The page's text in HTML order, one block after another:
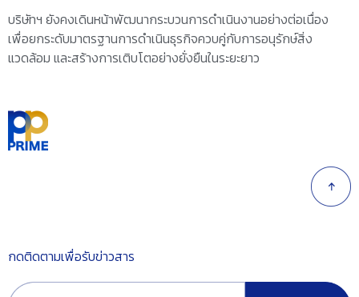
บริษัทฯ ยังคงเดินหน้าพัฒนากระบวนการดำเนินงานอย่างต่อเนื่อง
เพื่อยกระดับมาตรฐานการดำเนินธุรกิจควบคู่กับการอนุรักษ์สิ่ง
แวดล้อม และสร้างการเติบโตอย่างยั่งยืนในระยะยาว
กดติดตามเพื่อรับข่าวสาร